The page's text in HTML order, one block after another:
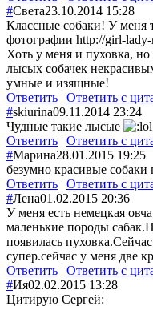
#Света23.10.2014 15:28
Классные собаки! У меня
фотографии http://girl-
Хоть у меня и пуховка,
лысых собачек
умные и изящные!
Ответить | Ответить с
#skiurina09.11.2014 23:24
Чудные такие лысые
Ответить | Ответить с
#Марина28.01.2015 19:25
безумно красивые
Ответить | Ответить с
#Лена01.02.2015 20:36
У меня есть немецкая
маленькие породы
появилась
супер.сейчас у меня две
Ответить | Ответить с
#Ия02.02.2015 13:28
Цитирую Сергей: